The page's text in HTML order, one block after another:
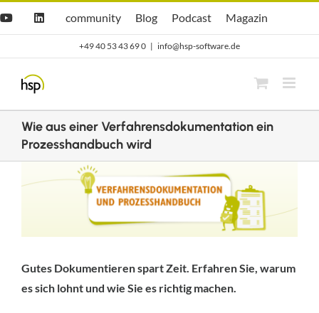
YouTubeLinkedIn
Hsp
community
community
hsp
Blog
Blog Opti.Cast
Podcast Opti.Mag
Magazin
+49 40 53 43 69 0 | info@hsp-software.de
Wie aus einer Verfahrensdokumentation ein
Prozesshandbuch wird
grösseres
Gutes Dokumentieren spart Zeit. Erfahren Sie, warum
es sich lohnt und wie Sie es richtig machen.